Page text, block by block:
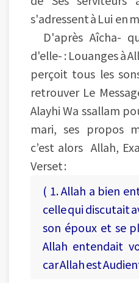
s'adressent à Lui en
D'après Aîcha-
d'elle- : Louanges à
perçoit tous les
retrouver Le
Alayhi Wa ssallam
mari, ses propos
c’est alors Allah,
Verset :
( 1. Allah a bien
celle qui discutait
son époux et se
Allah entendait
car Allah est